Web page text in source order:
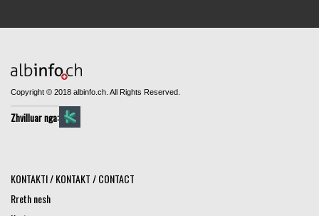
Copyright © 2018 albinfo.ch. All Rights Reserved.
Zhvilluar nga:
KONTAKTI / KONTAKT / CONTACT
Rreth nesh